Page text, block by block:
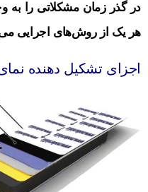
در گذر زمان مشکلاتی را به
هر یک از روش‌های اجرایی
اجزای تشکیل دهنده